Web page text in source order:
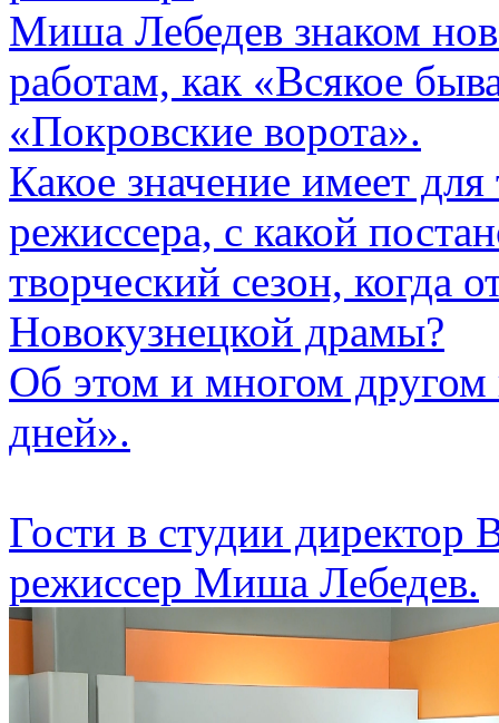
Миша Лебедев знаком
работам, как «Всякое
«Покровские ворота».
Какое значение имеет для
режиссера, с какой
творческий сезон, когда
Новокузнецкой драмы?
Об этом и многом
дней».
Гости в студии
режиссер Миша Лебедев.